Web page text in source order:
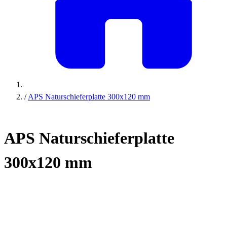
/ APS Naturschieferplatte 300x120 mm
APS Naturschieferplatte
300x120 mm